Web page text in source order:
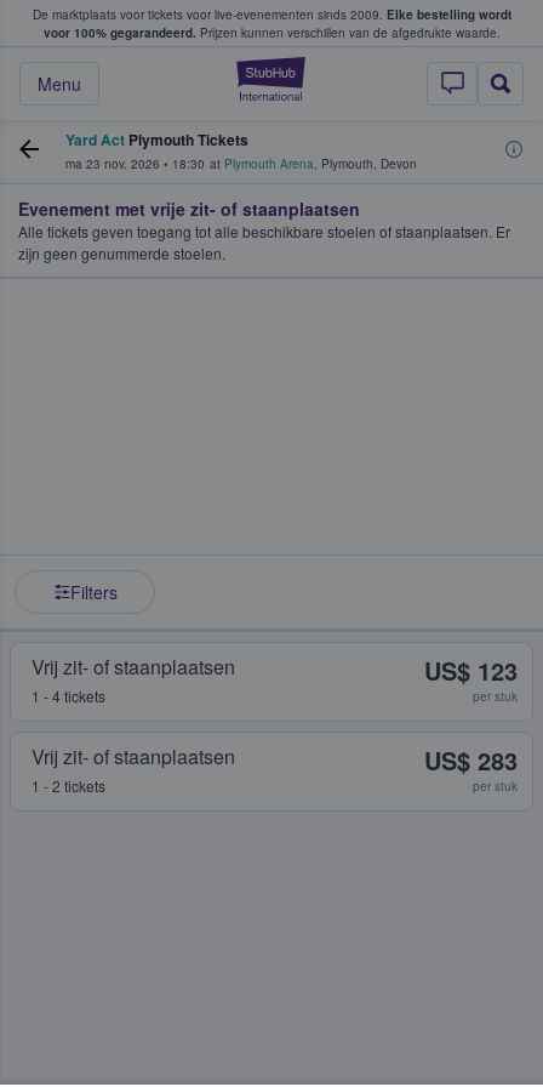
De marktplaats voor tickets voor live-evenementen sinds 2009. Elke bestelling wordt
voor 100% gegarandeerd. Prijzen kunnen verschillen van de afgedrukte waarde.
StubHub: waar
Menu
tickets kopen en verkopen
Yard Act Plymouth Tickets
ma 23 nov. 2026 • 18:30 at Plymouth Arena, Plymouth, Devon
Evenement met vrije zit- of staanplaatsen
Alle tickets geven toegang tot alle beschikbare stoelen of staanplaatsen. Er
zijn geen genummerde stoelen.
Filters
Vrij zit- of staanplaatsen
1 - 4 tickets
US$ 123
per stuk
Vrij zit- of staanplaatsen
1 - 2 tickets
US$ 283
per stuk